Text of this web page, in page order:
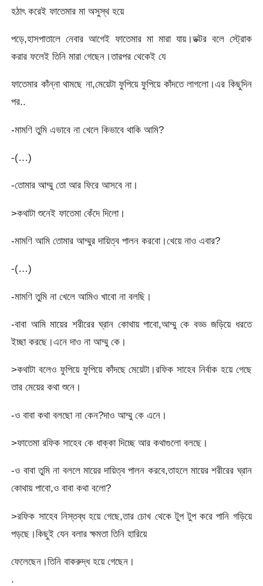
হঠাৎ করেই ফাতেমার মা অসুস্থ হয়ে
পড়ে,হাসপাতালে নেবার আগেই ফাতেমার মা মারা যায়।ডক্টর বলে স্ট্রোক
করার ফলেই তিনি মারা গেছেন।তারপর থেকেই যে
ফাতেমার কাঁন্না থামছে না,মেয়েটা ফুপিয়ে ফুপিয়ে কাঁদতে লাগলো।এর কিছুদিন
পর..
-মামণি তুমি এভাবে না খেলে কিভাবে থাকি আমি?
-(…)
-তোমার আম্মু তো আর ফিরে আসবে না।
>কথাটা শুনেই ফাতেমা কেঁদে দিলো।
-মামণি আমি তোমার আম্মুর দায়িত্ব পালন করবো।খেয়ে নাও এবার?
-(…)
-মামণি তুমি না খেলে আমিও খাবো না বলছি।
-বাবা আমি মায়ের শরীরের ঘ্রান কোথায় পাবো,আম্মু কে বড্ড জড়িয়ে ধরতে
ইচ্ছা করছে।এনে দাও না আম্মু কে।
>কথাটা বলেও ফুপিয়ে ফুপিয়ে কাঁদছে মেয়েটা।রফিক সাহেব নির্বাক হয়ে গেছে
তার মেয়ের কথা শুনে।
-ও বাবা কথা বলছো না কেন?দাও আম্মু কে এনে।
>ফাতেমা রফিক সাহেব কে ধাক্কা দিচ্ছে আর কথাগুলো বলছে।
-ও বাবা তুমি না বললে মায়ের দায়িত্ব পালন করবে,তাহলে মায়ের শরীরের ঘ্রান
কোথায় পাবো,ও বাবা কথা বলো?
>রফিক সাহেব নিস্তব্ধ হয়ে গেছে,তার চোখ থেকে টুপ টুপ করে পানি গড়িয়ে
পড়ছে।কিছুই যেন বলার ক্ষমতা তিনি হারিয়ে
ফেলেছেন।তিনি বাকরুদ্ধ হয়ে গেছেন।
.